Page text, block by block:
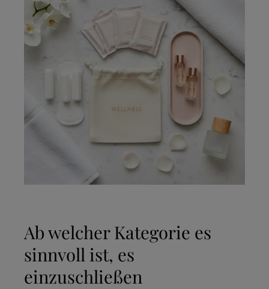
Ab welcher Kategorie es
sinnvoll ist, es
einzuschließen